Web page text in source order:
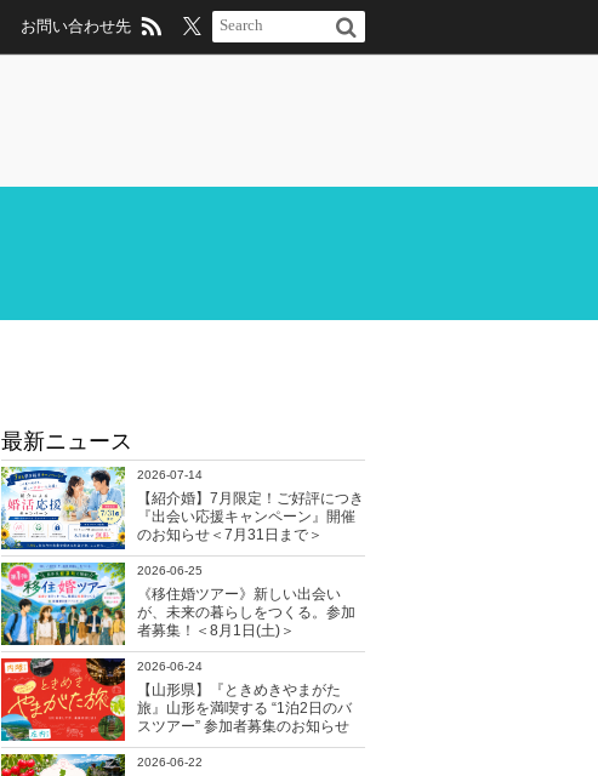
お問い合わせ先
最新ニュース
2026-07-14
【紹介婚】7月限定！ご好評につき
『出会い応援キャンペーン』開催
のお知らせ＜7月31日まで＞
2026-06-25
《移住婚ツアー》新しい出会い
が、未来の暮らしをつくる。参加
者募集！＜8月1日(土)＞
2026-06-24
【山形県】『ときめきやまがた
旅』山形を満喫する “1泊2日のバ
スツアー” 参加者募集のお知らせ
2026-06-22